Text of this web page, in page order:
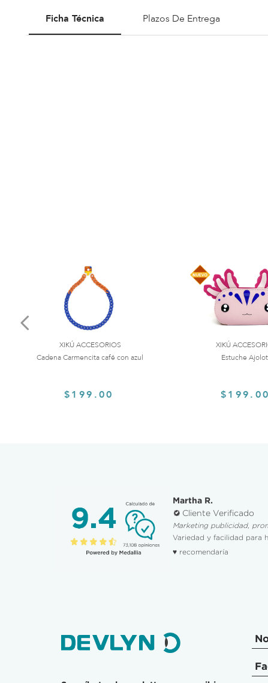
Ficha Técnica Plazos De Entrega
XIKÚ ACCESORIOS
Cadena Carmencita café con azul
$199.00
XIKÚ
Estuche
$199.00
Cliente Verificado
Marketing publicidad, promociones y descuentos
Variedad y facilidad para hacer la compra.
♥ recomendaría